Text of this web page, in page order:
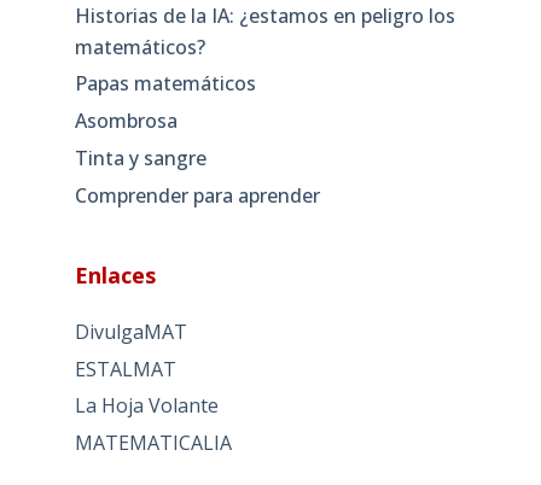
Historias de la IA: ¿estamos en peligro los
matemáticos?
Papas matemáticos
Asombrosa
Tinta y sangre
Comprender para aprender
Enlaces
DivulgaMAT
ESTALMAT
La Hoja Volante
MATEMATICALIA